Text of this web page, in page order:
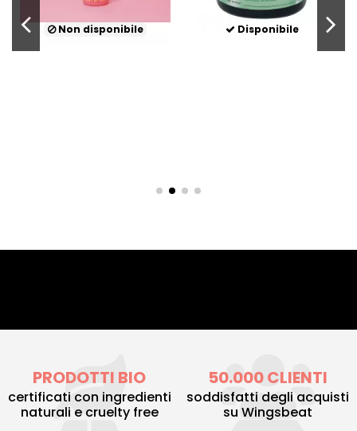
Non disponibile Disponibile
PRODOTTI BIO
certificati con ingredienti
naturali e cruelty free
50.000 CLIENTI
soddisfatti degli acquisti
su Wingsbeat